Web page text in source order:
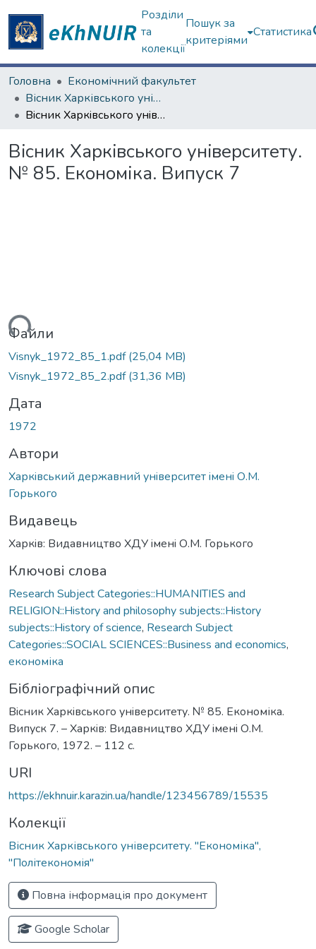
Розділи
та
колекції
Пошук за
критеріями
Статистика
Головна
Економічний факультет
Вісник Харківського університету. "Економіка", "Політекономія"
Вiсник Харкiвського унiверситету. № 85. Економіка. Випуск 7
Вiсник Харкiвського унiверситету.
№ 85. Економіка. Випуск 7
Файли
Visnyk_1972_85_1.pdf(25,04 MB)
Visnyk_1972_85_2.pdf(31,36 MB)
Дата
1972
Автори
Харкiвський державний унiверситет iменi О.М.
Горького
Видавець
Харкiв: Видавництво ХДУ iменi О.М. Горького
Ключові слова
Research Subject Categories::HUMANITIES and
RELIGION::History and philosophy subjects::History
subjects::History of science, Research Subject
Categories::SOCIAL SCIENCES::Business and economics,
економіка
Бібліографічний опис
Вiсник Харкiвського унiверситету. № 85. Економіка.
Випуск 7. – Харкiв: Видавництво ХДУ iменi О.М.
Горького, 1972. – 112 с.
URI
https://ekhnuir.karazin.ua/handle/123456789/15535
Колекції
Вісник Харківського університету. "Економіка",
"Політекономія"
Повна інформація про документ
Google Scholar